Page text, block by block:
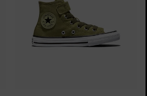
The Chuck Taylor All Star
Solo Un Zapato. Hasta Que Te Lo